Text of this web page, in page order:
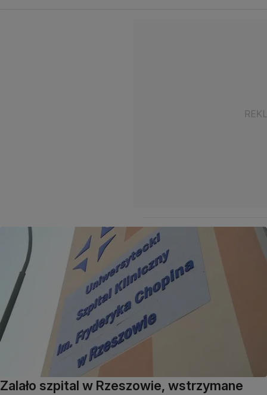
Zalało szpital w Rzeszowie, wstrzymane